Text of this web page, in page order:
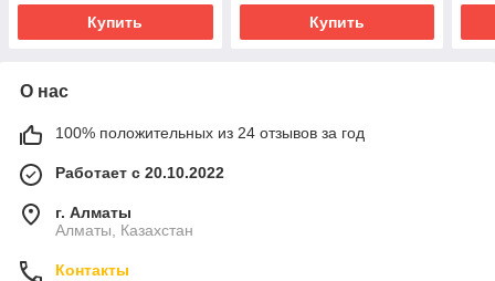
Купить Купить
О нас
100% положительных из 24 отзывов за год
Работает с 20.10.2022
г. Алматы
Алматы, Казахстан
Контакты